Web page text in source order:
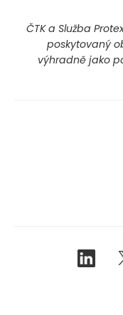
ČTK a Služba
poskytovaný
výhradně jako